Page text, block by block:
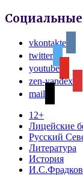
Социальные
vkontakte
twitter
youtube
zen-yandex
mail
12+
Лицейские
Русский
Литература
История
И.С.Фрадков